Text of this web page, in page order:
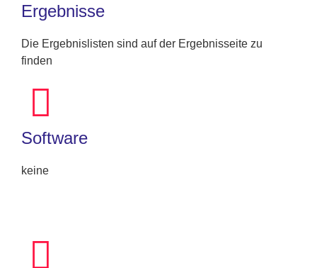
Ergebnisse
Die Ergebnislisten sind auf der Ergebnisseite zu
finden
Software
keine